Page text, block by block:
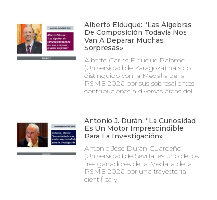
Alberto Elduque: “Las Álgebras
De Composición Todavía Nos
Van A Deparar Muchas
Sorpresas»
Alberto Carlos Elduque Palomo
(Universidad de Zaragoza) ha sido
distinguido con la Medalla de la
RSME 2026 por sus sobresalientes
contribuciones a diversas áreas del
Antonio J. Durán: “La Curiosidad
Es Un Motor Imprescindible
Para La Investigación»
Antonio José Durán Guardeño
(Universidad de Sevilla) es uno de los
tres ganadores de la Medalla de la
RSME 2026 por una trayectoria
científica y